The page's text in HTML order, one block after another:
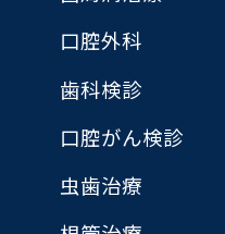
口腔外科
歯科検診
口腔がん検診
虫歯治療